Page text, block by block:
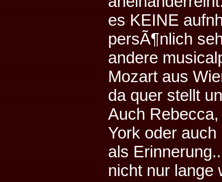
es KEINE
persÃ¶nlich
andere
Mozart aus
da quer stellt
Auch
York oder
als
nicht nur lange